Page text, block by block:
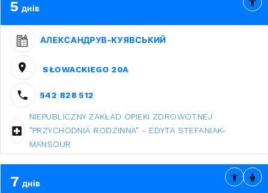
5 днів
АЛЕКСАНДРУВ-КУЯВСЬКИЙ
SŁOWACKIEGO 20A
542 828 512
NIEPUBLICZNY ZAKŁAD OPIEKI ZDROWOTNEJ
"PRZYCHODNIA RODZINNA" - EDYTA STEFANIAK-
MANSOUR
7 днів